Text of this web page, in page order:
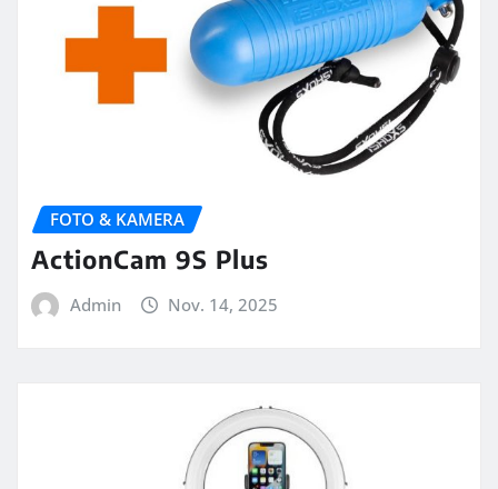
FOTO & KAMERA
ActionCam 9S Plus
Admin Nov. 14, 2025